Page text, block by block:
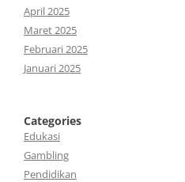
April 2025
Maret 2025
Februari 2025
Januari 2025
Categories
Edukasi
Gambling
Pendidikan